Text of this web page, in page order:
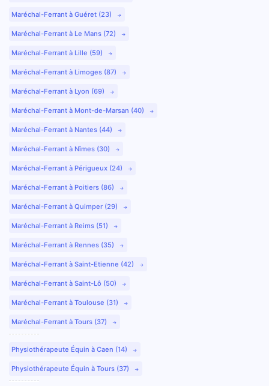
Maréchal-Ferrant à Guéret (23)
Maréchal-Ferrant à Le Mans (72)
Maréchal-Ferrant à Lille (59)
Maréchal-Ferrant à Limoges (87)
Maréchal-Ferrant à Lyon (69)
Maréchal-Ferrant à Mont-de-Marsan (40)
Maréchal-Ferrant à Nantes (44)
Maréchal-Ferrant à Nîmes (30)
Maréchal-Ferrant à Périgueux (24)
Maréchal-Ferrant à Poitiers (86)
Maréchal-Ferrant à Quimper (29)
Maréchal-Ferrant à Reims (51)
Maréchal-Ferrant à Rennes (35)
Maréchal-Ferrant à Saint-Etienne (42)
Maréchal-Ferrant à Saint-Lô (50)
Maréchal-Ferrant à Toulouse (31)
Maréchal-Ferrant à Tours (37)
Physiothérapeute Équin à Caen (14)
Physiothérapeute Équin à Tours (37)